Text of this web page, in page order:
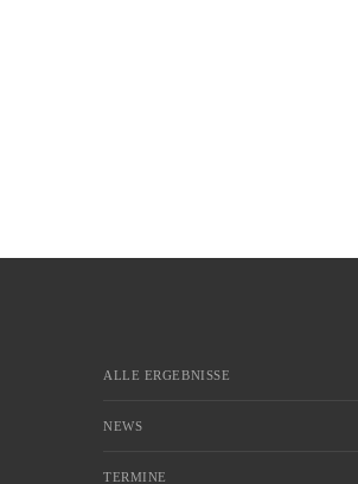
ALLE ERGEBNISSE
NEWS
TERMINE